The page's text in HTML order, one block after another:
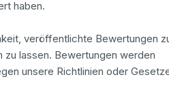
haben.
veröffentlichte Bewertungen
zu lassen. Bewertungen werden
unsere Richtlinien oder